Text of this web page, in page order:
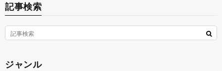
記事検索
ジャンル